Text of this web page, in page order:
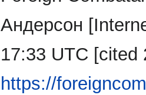
Андерсон
17:33 UTC [cited
https://